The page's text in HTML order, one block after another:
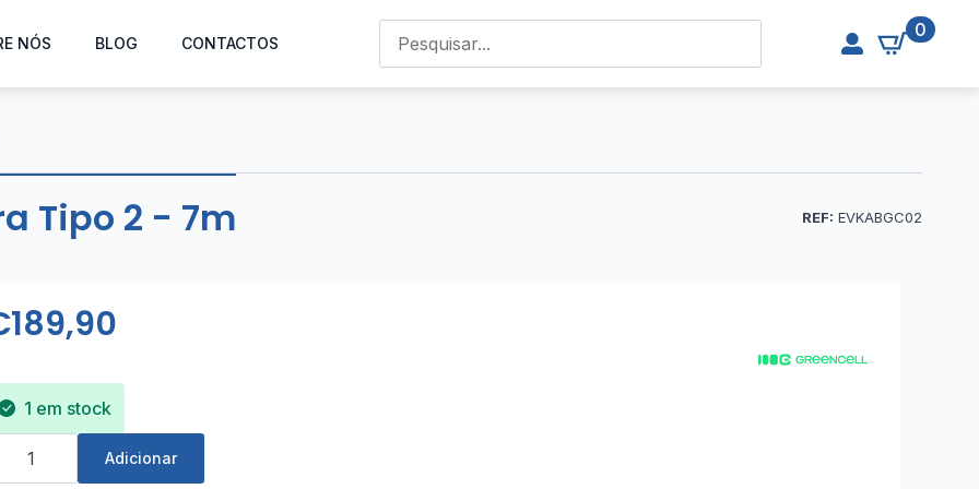
NÓS BLOG CONTACTOS
0
Tipo 2 - 7m REF: EVKABGC02
189,90
1 em stock
Adicionar